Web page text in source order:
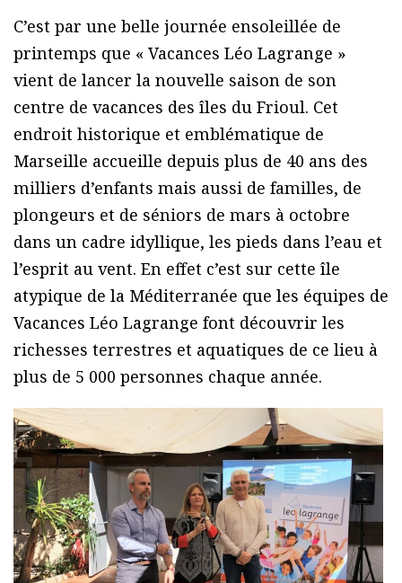
C’est par une belle journée ensoleillée de
printemps que « Vacances Léo Lagrange »
vient de lancer la nouvelle saison de son
centre de vacances des îles du Frioul. Cet
endroit historique et emblématique de
Marseille accueille depuis plus de 40 ans des
milliers d’enfants mais aussi de familles, de
plongeurs et de séniors de mars à octobre
dans un cadre idyllique, les pieds dans l’eau et
l’esprit au vent. En effet c’est sur cette île
atypique de la Méditerranée que les équipes de
Vacances Léo Lagrange font découvrir les
richesses terrestres et aquatiques de ce lieu à
plus de 5 000 personnes chaque année.